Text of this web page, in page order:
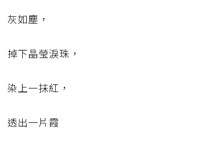
灰如塵，
掉下晶瑩淚珠，
染上一抹紅，
透出一片霞